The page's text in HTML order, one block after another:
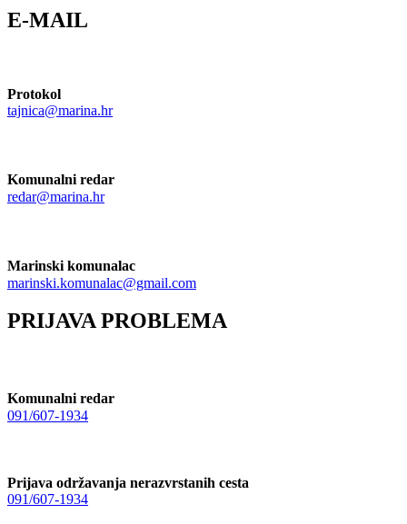
E-MAIL
Protokol
tajnica@marina.hr
Komunalni redar
redar@marina.hr
Marinski komunalac
marinski.komunalac@gmail.com
PRIJAVA PROBLEMA
Komunalni redar
091/607-1934
Prijava održavanja nerazvrstanih cesta
091/607-1934